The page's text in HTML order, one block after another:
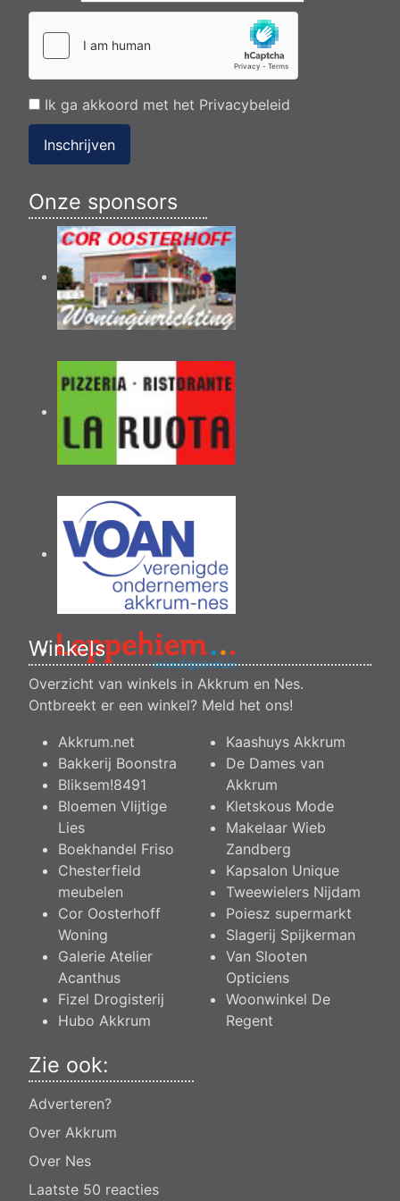
Ik ga akkoord met het Privacybeleid
Inschrijven
Onze sponsors
Winkels
Overzicht van winkels in Akkrum en Nes.
Ontbreekt er een winkel? Meld het ons!
Akkrum.net
Bakkerij Boonstra
Bliksem!8491
Bloemen Vlijtige
Lies
Boekhandel Friso
Chesterfield
meubelen
Cor Oosterhoff
Woning
Galerie Atelier
Acanthus
Fizel Drogisterij
Hubo Akkrum
Kaashuys Akkrum
De Dames van
Akkrum
Kletskous Mode
Makelaar Wieb
Zandberg
Kapsalon Unique
Tweewielers Nijdam
Poiesz supermarkt
Slagerij Spijkerman
Van Slooten
Opticiens
Woonwinkel De
Regent
Zie ook:
Adverteren?
Over Akkrum
Over Nes
Laatste 50 reacties